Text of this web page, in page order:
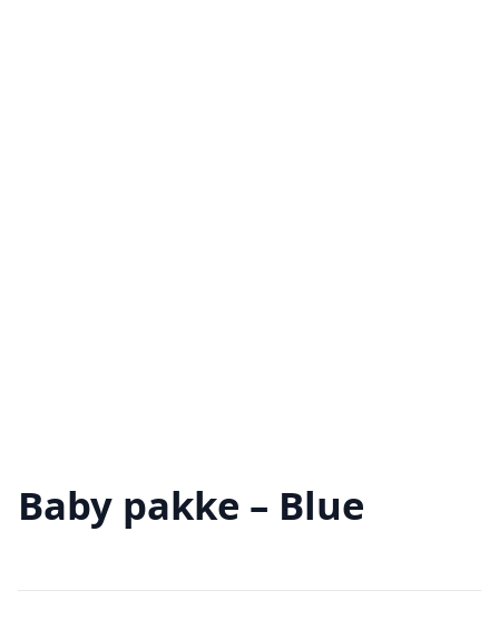
Baby pakke – Blue